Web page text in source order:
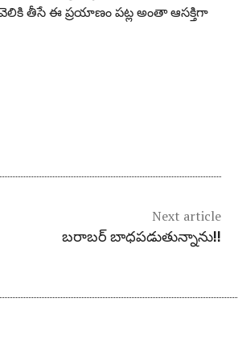
వెలికి తీసే ఈ ప్రయాణం పట్ల అంతా ఆసక్తిగా
Next article
బరాబర్ బాధపడుతున్నాను!!